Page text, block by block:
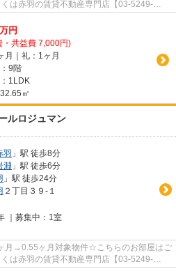
は赤羽の賃貸不動産専門店【03-5249-
...
万円
・共益費 7,000円)
月｜礼：1ヶ月
9階
1LDK
㎡
ルロジュマン
羽 」駅 徒歩8分
淵 」駅 徒歩6分
」駅 徒歩24分
２丁目３９-１
｜募集中： 1室
月→0.55ヶ月対象物件☆こちらのお部屋はご
は赤羽の賃貸不動産専門店【03-5249-
...